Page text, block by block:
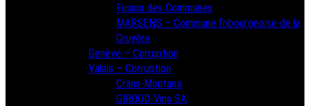
Fusion des Communes
MARSENS – Commune fribourgeoise de la
Gruyère
Genève – Corruption
Valais – Corruption
Crans-Montana
GIROUD-Vins SA